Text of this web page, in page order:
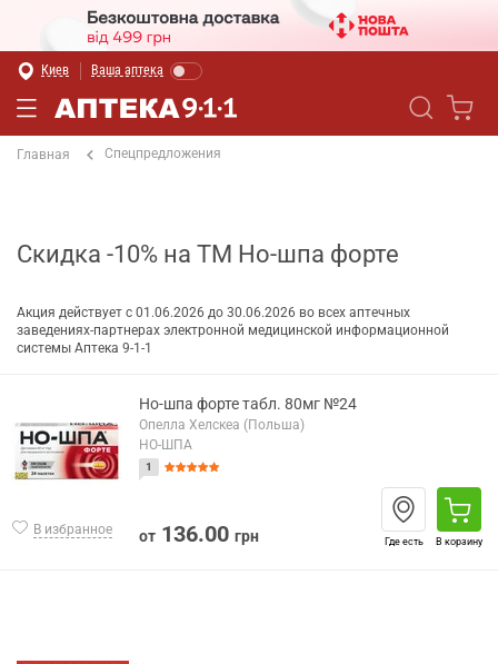
Киев Ваша аптека
Главная Спецпредложения
Скидка -10% на ТМ Но-шпа форте
Акция действует с 01.06.2026 до 30.06.2026 во всех аптечных
заведениях-партнерах электронной медицинской информационной
системы Аптека 9-1-1
В избранное
Но-шпа форте табл. 80мг №24
Опелла Хелскеа (Польша)
НО-ШПА
1
от 136.00 грн Где есть В корзину